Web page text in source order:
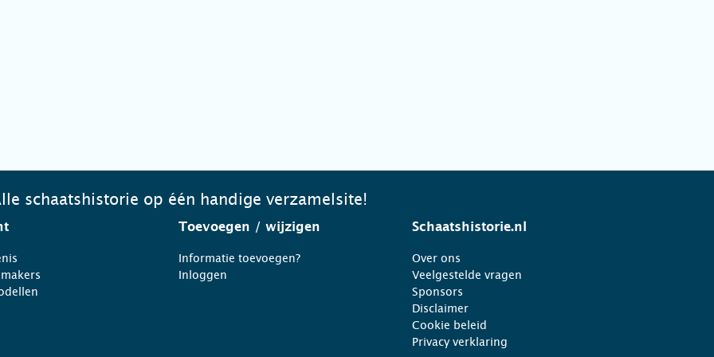
schaatshistorie op één handige verzamelsite!
Toevoegen / wijzigen
Informatie toevoegen?
Inloggen
Schaatshistorie.nl
Over ons
Veelgestelde vragen
Sponsors
Disclaimer
Cookie beleid
Privacy verklaring